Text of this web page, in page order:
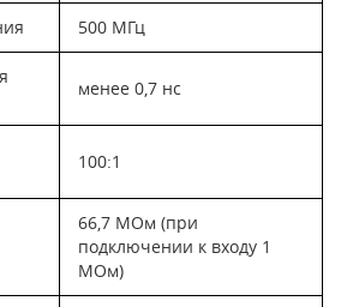
500 МГц
менее 0,7 нс
100:1
66,7 МОм (при
подключении к входу 1
МОм)